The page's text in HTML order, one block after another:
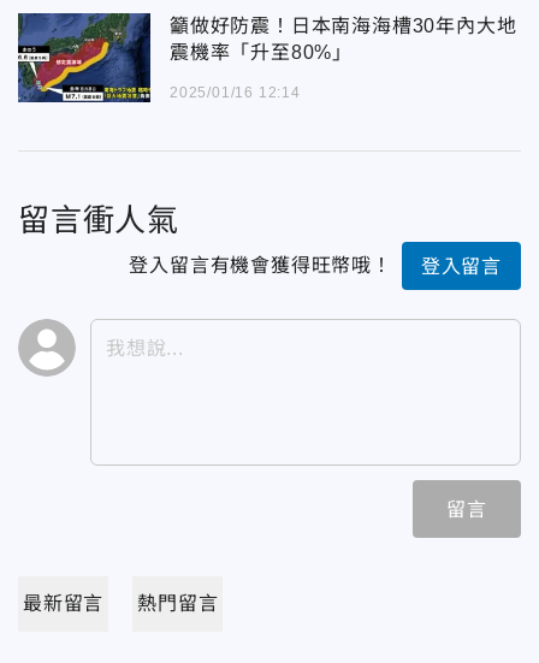
籲做好防震！日本南海海槽30年內大地
震機率「升至80%」
2025/01/16 12:14
留言衝人氣
登入留言有機會獲得旺幣哦！ 登入留言
留言
最新留言 熱門留言